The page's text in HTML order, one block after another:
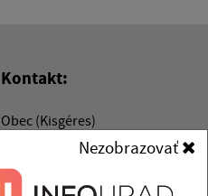
Kontakt:
Obec (Kisgéres)
Obecný úrad (Kisgéres)
Družstevná 233
076 52 Malý Horeš
Nezobrazovať